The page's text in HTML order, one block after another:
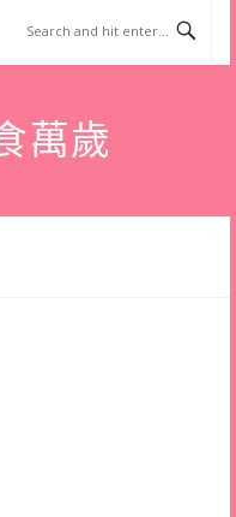
萬歲